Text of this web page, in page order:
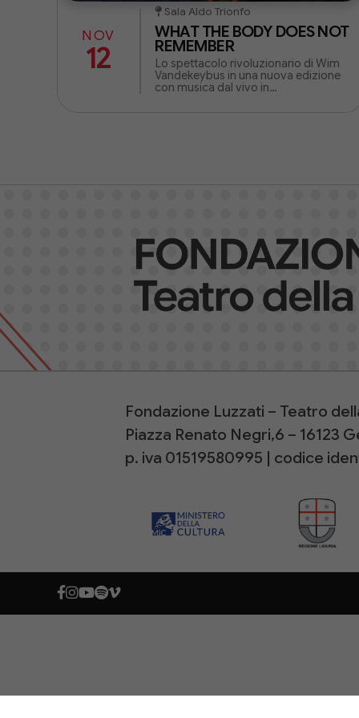
NOV
12
Sala Aldo Trionfo
WHAT THE BODY DOES NOT
REMEMBER
Lo spettacolo rivoluzionario di Wim
Vandekeybus in una nuova edizione
con musica dal vivo in
Fondazione Luzzati – Teatro
Piazza Renato Negri,6 – 16123
p. iva 01519580995 | codice